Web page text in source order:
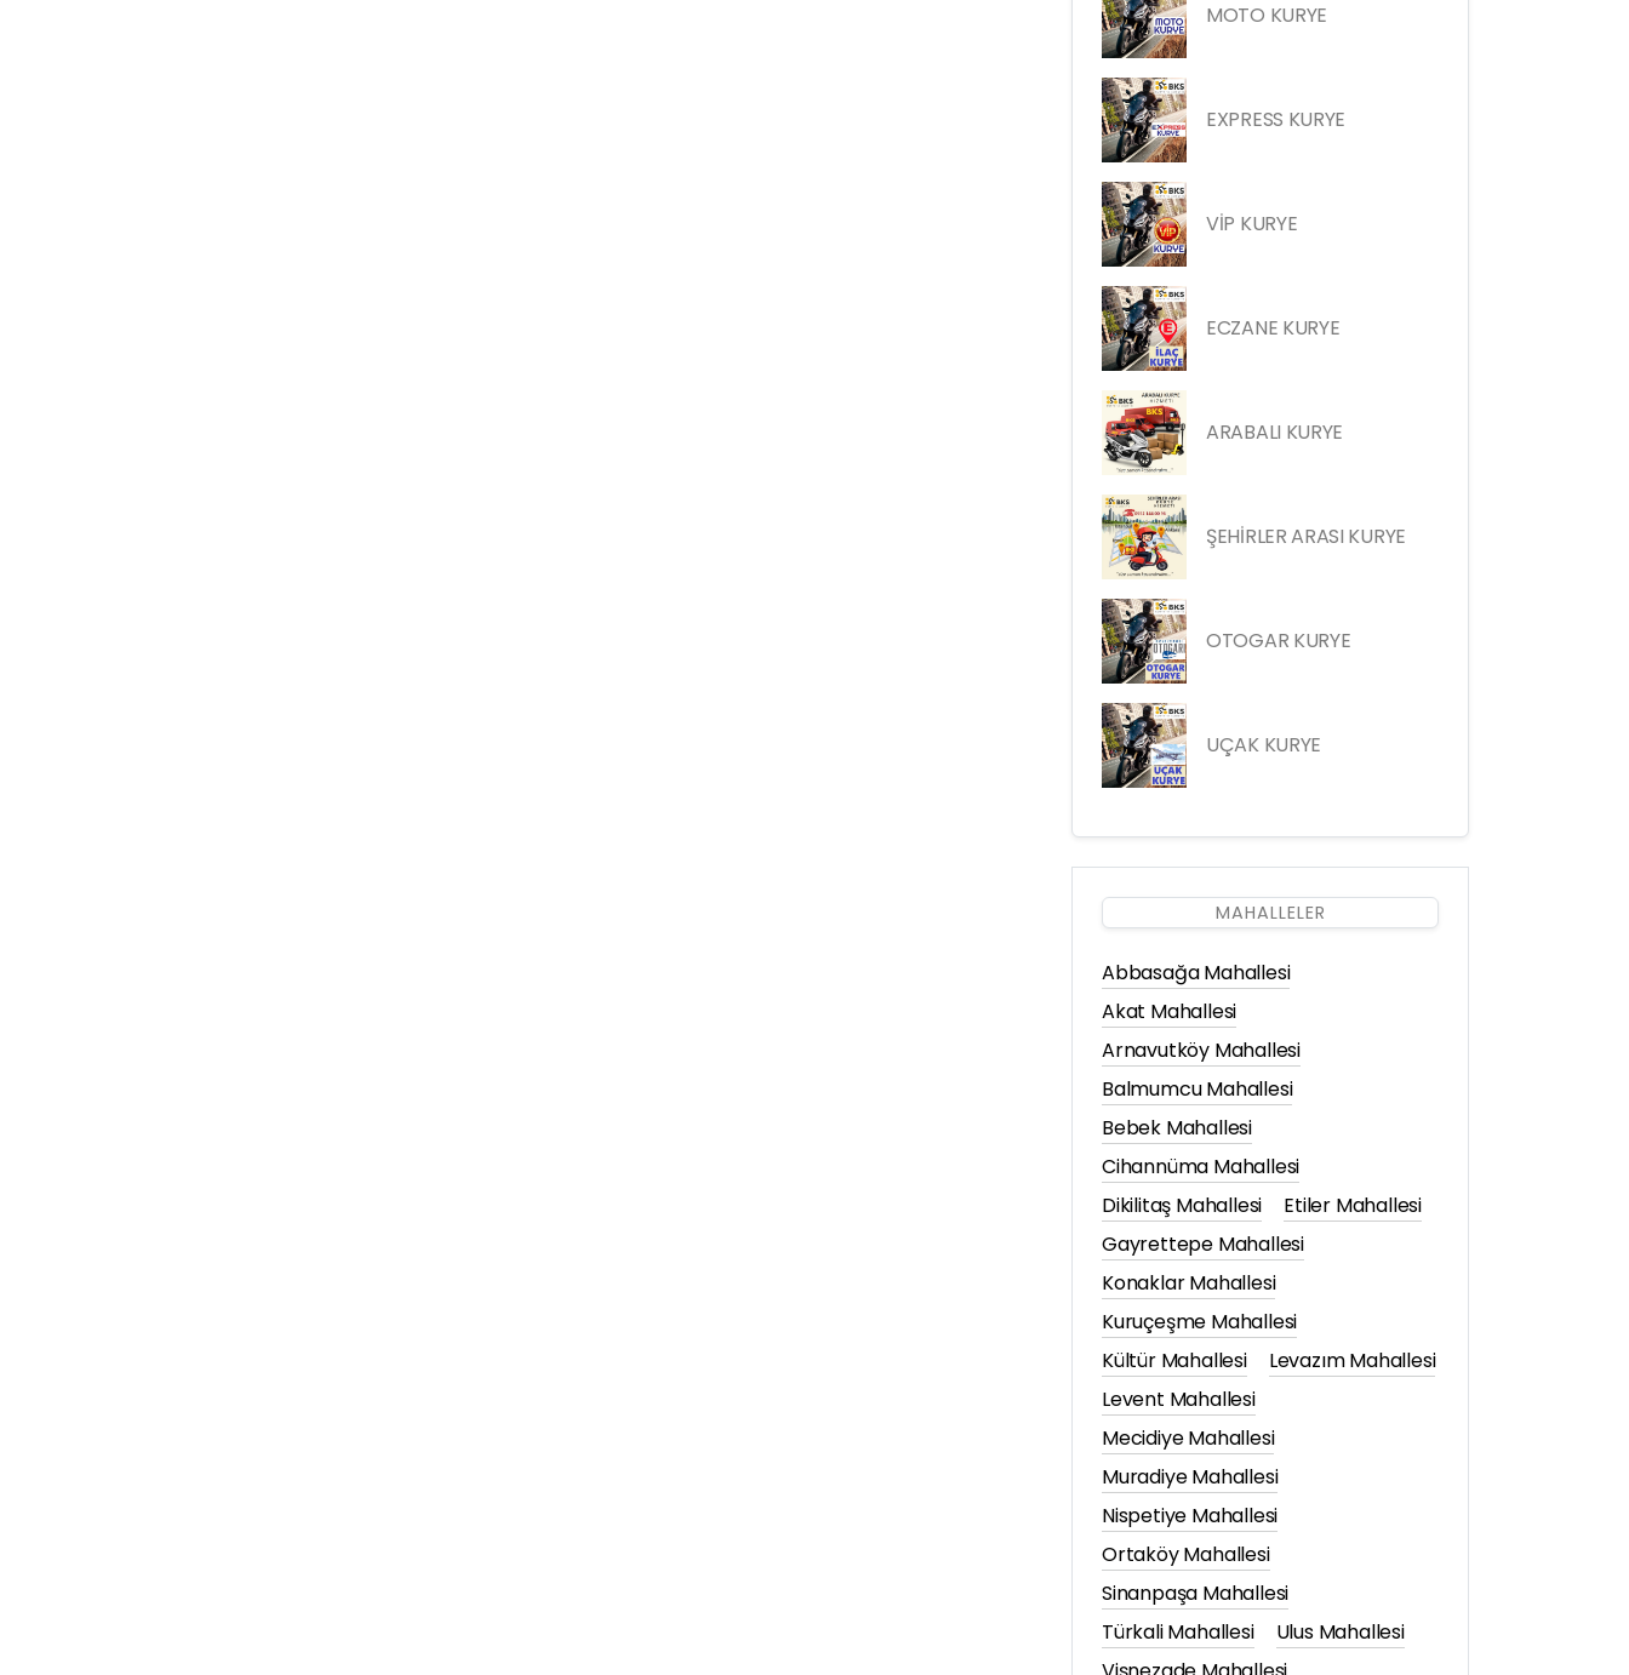
MOTO KURYE
EXPRESS KURYE
VİP KURYE
ECZANE KURYE
ARABALI KURYE
ŞEHİRLER ARASI KURYE
OTOGAR KURYE
UÇAK KURYE
MAHALLELER
Abbasağa Mahallesi
Akat Mahallesi
Arnavutköy Mahallesi
Balmumcu Mahallesi
Bebek Mahallesi
Cihannüma Mahallesi
Dikilitaş Mahallesi
Etiler Mahallesi
Gayrettepe Mahallesi
Konaklar Mahallesi
Kuruçeşme Mahallesi
Kültür Mahallesi
Levazım Mahallesi
Levent Mahallesi
Mecidiye Mahallesi
Muradiye Mahallesi
Nispetiye Mahallesi
Ortaköy Mahallesi
Sinanpaşa Mahallesi
Türkali Mahallesi
Ulus Mahallesi